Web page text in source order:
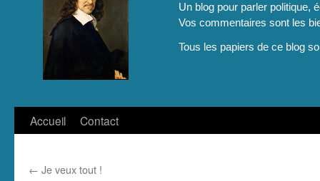
Un blog pour parler politique,
Vos commentaires sont les
Tous les papiers de ce blog
Aller
contenu
Accueil Contact
← Je veux tout !